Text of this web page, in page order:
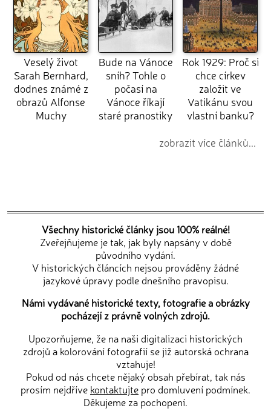
Veselý život
Sarah Bernhard,
dodnes známé z
obrazů Alfonse
Muchy
Bude na Vánoce
sníh? Tohle o
počasí na
Vánoce říkají
staré pranostiky
Rok 1929: Proč si
chce církev
založit ve
Vatikánu svou
vlastní banku?
zobrazit více článků...
Všechny historické články jsou 100% reálné!
Zveřejňujeme je tak, jak byly napsány v době
původního vydání.
V historických článcích nejsou prováděny žádné
jazykové úpravy podle dnešního pravopisu.
Námi vydávané historické texty, fotografie a obrázky
pocházejí z právně volných zdrojů.
Upozorňujeme, že na naši digitalizaci historických
zdrojů a kolorování fotografií se již autorská ochrana
vztahuje!
Pokud od nás chcete nějaký obsah přebírat, tak nás
prosím nejdříve kontaktujte pro domluvení podmínek.
Děkujeme za pochopení.